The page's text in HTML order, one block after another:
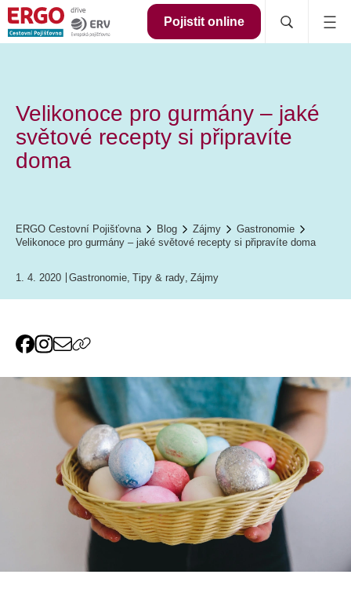
Pojistit online
Velikonoce pro gurmány – jaké
světové recepty si připravíte
doma
ERGO Cestovní Pojišťovna Blog Zájmy
Gastronomie
Velikonoce pro gurmány – jaké světové recepty si připravíte doma
1. 4. 2020 Gastronomie, Tipy & rady, Zájmy